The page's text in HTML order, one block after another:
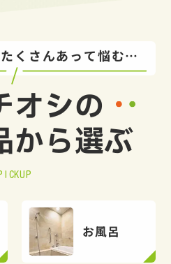
くさんあって悩む…
オシの
から選ぶ
お風呂